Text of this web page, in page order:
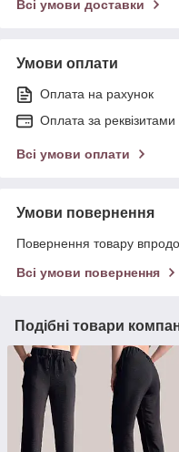
Всі умови доставки
Умови оплати
Оплата на рахунок
Оплата за реквізитами
Всі умови оплати
Умови повернення
Повернення товару
Всі умови повернення
Подібні товари